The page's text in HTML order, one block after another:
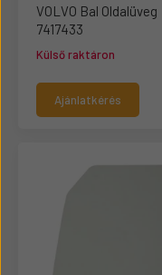
VOLVO Bal Oldalüveg
7417433
Külső raktáron
Ajánlatkérés